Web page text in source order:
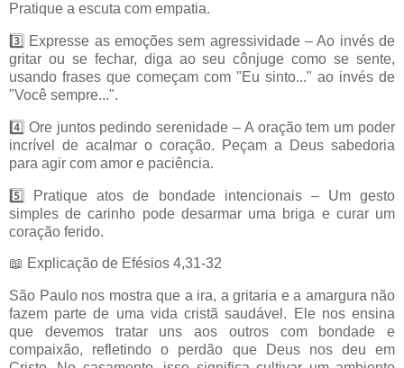
Pratique a escuta com empatia.
3️⃣ Expresse as emoções sem agressividade – Ao invés de
gritar ou se fechar, diga ao seu cônjuge como se sente,
usando frases que começam com "Eu sinto..." ao invés de
"Você sempre...".
4️⃣ Ore juntos pedindo serenidade – A oração tem um poder
incrível de acalmar o coração. Peçam a Deus sabedoria
para agir com amor e paciência.
5️⃣ Pratique atos de bondade intencionais – Um gesto
simples de carinho pode desarmar uma briga e curar um
coração ferido.
📖 Explicação de Efésios 4,31-32
São Paulo nos mostra que a ira, a gritaria e a amargura não
fazem parte de uma vida cristã saudável. Ele nos ensina
que devemos tratar uns aos outros com bondade e
compaixão, refletindo o perdão que Deus nos deu em